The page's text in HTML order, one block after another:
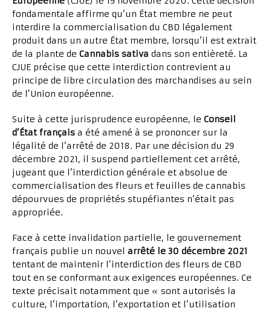
fondamentale affirme qu’un État membre ne peut
interdire la commercialisation du CBD légalement
produit dans un autre État membre, lorsqu’il est extrait
de la plante de Cannabis sativa dans son entièreté. La
CJUE précise que cette interdiction contrevient au
principe de libre circulation des marchandises au sein
de l’Union européenne.
Suite à cette jurisprudence européenne, le Conseil
d’État français a été amené à se prononcer sur la
légalité de l’arrêté de 2018. Par une décision du 29
décembre 2021, il suspend partiellement cet arrêté,
jugeant que l’interdiction générale et absolue de
commercialisation des fleurs et feuilles de cannabis
dépourvues de propriétés stupéfiantes n’était pas
appropriée.
Face à cette invalidation partielle, le gouvernement
français publie un nouvel arrêté le 30 décembre 2021
tentant de maintenir l’interdiction des fleurs de CBD
tout en se conformant aux exigences européennes. Ce
texte précisait notamment que « sont autorisés la
culture, l’importation, l’exportation et l’utilisation